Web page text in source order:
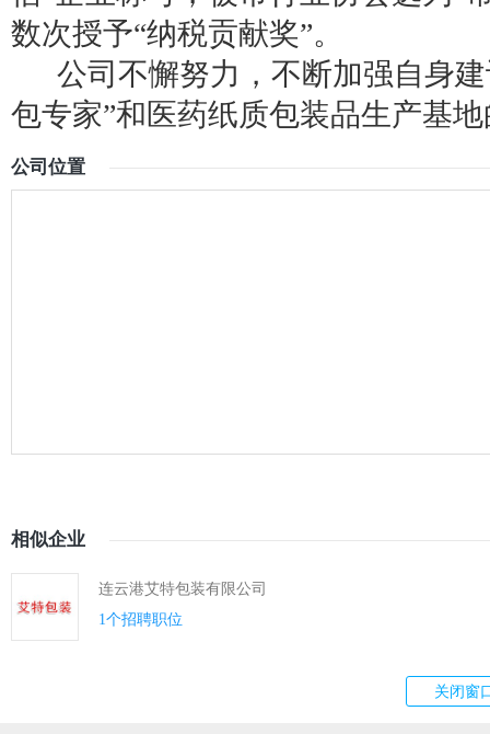
数次授予“纳税贡献奖”。
公司不懈努力，不断加强自身建
包专家”和医药纸质包装品生产基
公司位置
相似企业
连云港艾特包装有限公司
1个招聘职位